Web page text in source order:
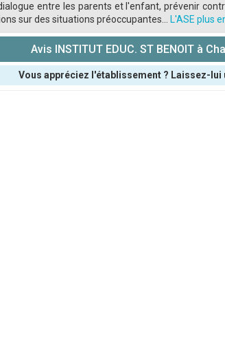
entre les parents et l'enfant, prévenir
sur des situations préoccupantes...
L'ASE plus
Avis INSTITUT EDUC. ST BENOIT à
Vous appréciez l'établissement ? Laissez-lui